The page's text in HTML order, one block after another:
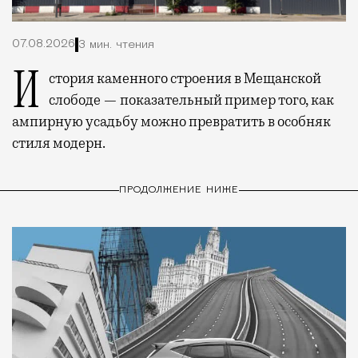
07.08.2026 3 мин. чтения
История каменного строения в Мещанской слободе — показательный пример того, как
ампирную усадьбу можно превратить в особняк
стиля модерн.
ПРОДОЛЖЕНИЕ НИЖЕ